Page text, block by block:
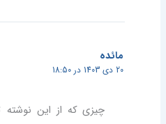
مائده
20 دی 1403 در 18:50
چیزی که از این